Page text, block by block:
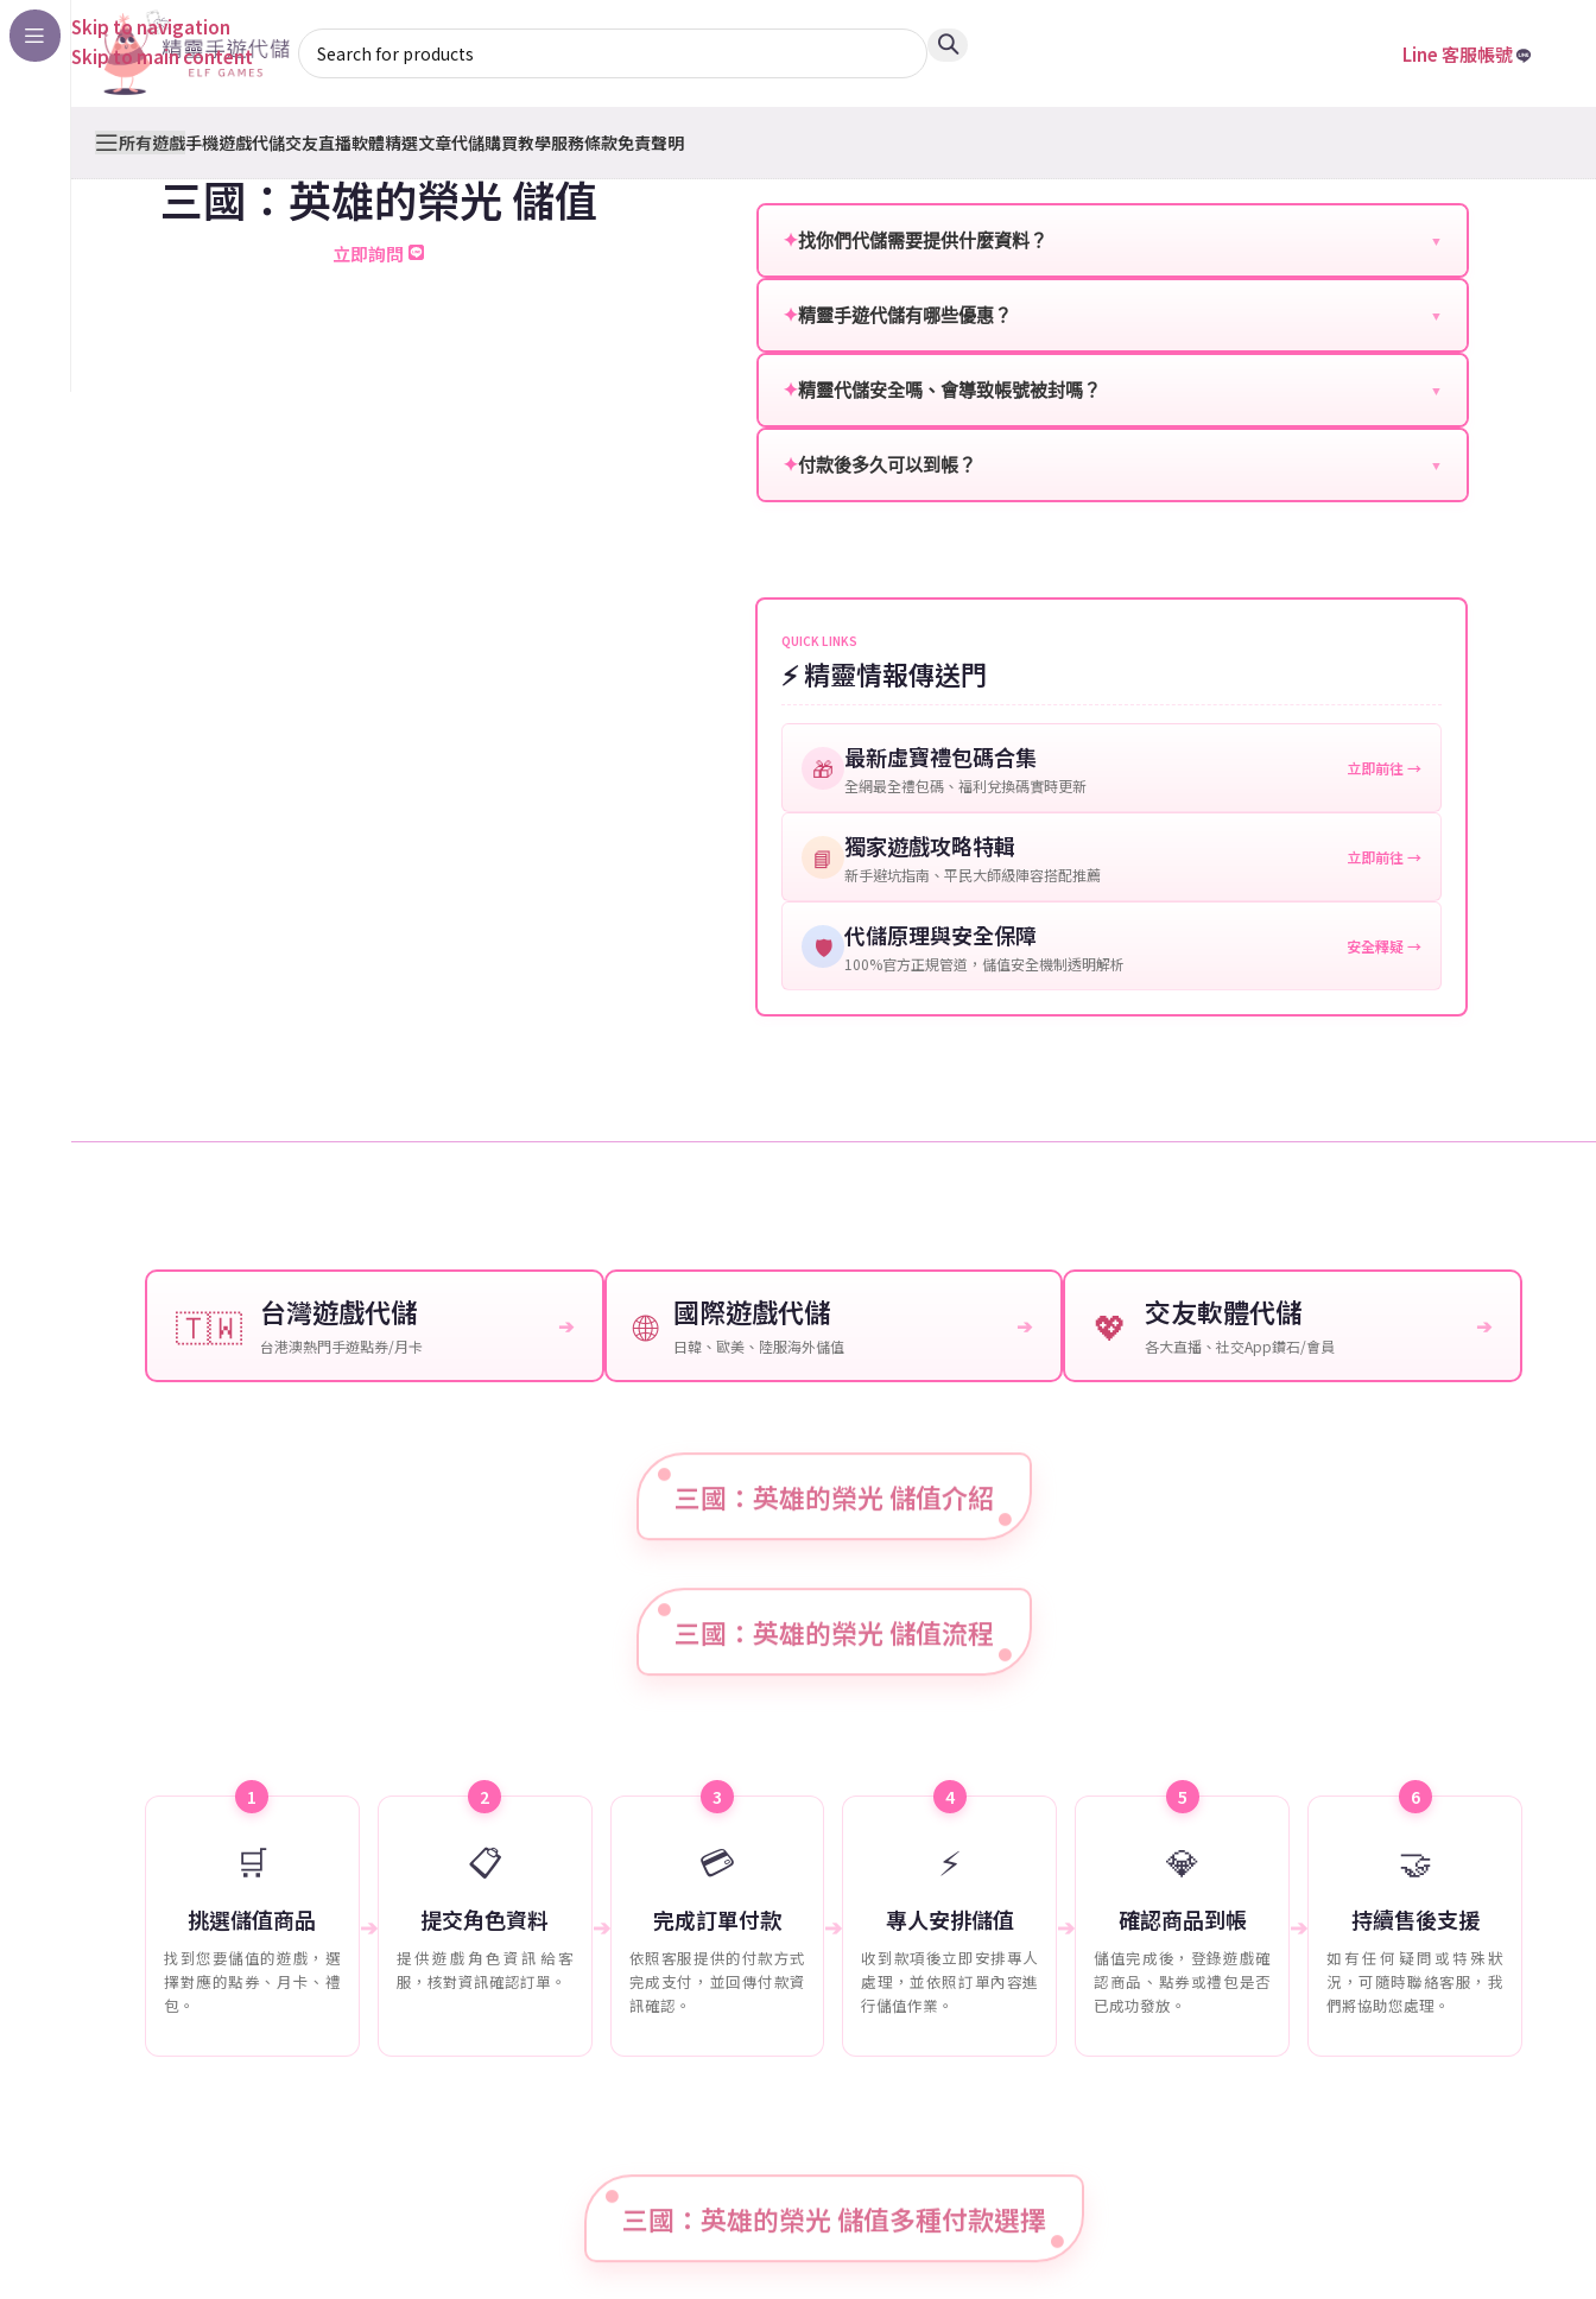
Skip to navigation
Skip to main content
Line 客服帳號
所有遊戲手機遊戲代儲交友直播軟體精選文章代儲購買教學服務條款免責聲明
三國：英雄的榮光 儲值
立即詢問
✦找你們代儲需要提供什麼資料？ ▼
登入方式：您的遊戲登入方式（如Facebook、Google等）。
遊戲帳號：您的遊戲帳號或ID。
購買截圖：所購買商品的截圖以作確認。
提供這些信息能幫助我們更快地處理您的代儲需求，確保您盡享遊戲樂趣！
✦精靈手遊代儲有哪些優惠？ ▼
活動，儲值最低6折起，讓玩家隨時都能享有優惠價格。
✦精靈代儲安全嗎、會導致帳號被封嗎？ ▼
或異常儲值管道。您獲得的遊戲商品與官方購買的內容相同，可以安心使用。
✦付款後多久可以到帳？ ▼
QUICK LINKS
⚡ 精靈情報傳送門
🎁 最新虛寶禮包碼合集
全網最全禮包碼、福利兌換碼實時更新
立即前往 →
📘 獨家遊戲攻略特輯
新手避坑指南、平民大師級陣容搭配推薦
立即前往 →
🛡️ 代儲原理與安全保障
100%官方正規管道，儲值安全機制透明解析
安全釋疑 →
🇹🇼 台灣遊戲代儲
台港澳熱門手遊點券/月卡
➔ 🌐 國際遊戲代儲
日韓、歐美、陸服海外儲值
➔ 💖 交友軟體代儲
各大直播、社交App鑽石/會員
➔
三國：英雄的榮光 儲值介紹
三國：英雄的榮光 儲值流程
1
🛒
挑選儲值商品
找到您要儲值的遊戲，選
擇對應的點券、月卡、禮
包。
➔
2
📋
提交角色資料
提供遊戲角色資訊給客
服，核對資訊確認訂單。
➔
3
💳
完成訂單付款
依照客服提供的付款方式
完成支付，並回傳付款資
訊確認。
➔
4
⚡
專人安排儲值
收到款項後立即安排專人
處理，並依照訂單內容進
行儲值作業。
➔
5
💎
確認商品到帳
儲值完成後，登錄遊戲確
認商品、點券或禮包是否
已成功發放。
➔
6
🤝
持續售後支援
如有任何疑問或特殊狀
況，可隨時聯絡客服，我
們將協助您處理。
三國：英雄的榮光 儲值多種付款選擇